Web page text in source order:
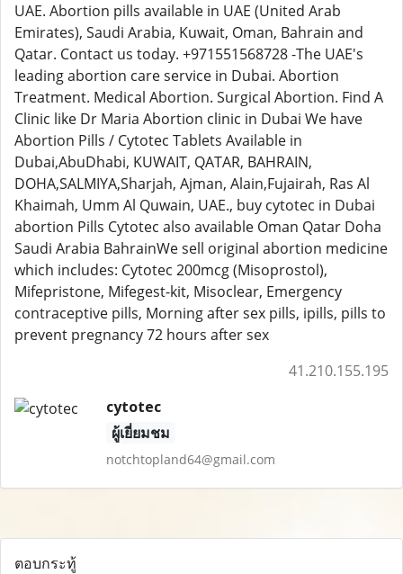
UAE. Abortion pills available in UAE (United Arab
Emirates), Saudi Arabia, Kuwait, Oman, Bahrain and
Qatar. Contact us today. +971551568728 -The UAE's
leading abortion care service in Dubai. Abortion
Treatment. Medical Abortion. Surgical Abortion. Find A
Clinic like Dr Maria Abortion clinic in Dubai We have
Abortion Pills / Cytotec Tablets Available in
Dubai,AbuDhabi, KUWAIT, QATAR, BAHRAIN,
DOHA,SALMIYA,Sharjah, Ajman, Alain,Fujairah, Ras Al
Khaimah, Umm Al Quwain, UAE., buy cytotec in Dubai
abortion Pills Cytotec also available Oman Qatar Doha
Saudi Arabia BahrainWe sell original abortion medicine
which includes: Cytotec 200mcg (Misoprostol),
Mifepristone, Mifegest-kit, Misoclear, Emergency
contraceptive pills, Morning after sex pills, ipills, pills to
prevent pregnancy 72 hours after sex
41.210.155.195
cytotec
ผู้เยี่ยมชม
notchtopland64@gmail.com
ตอบกระทู้